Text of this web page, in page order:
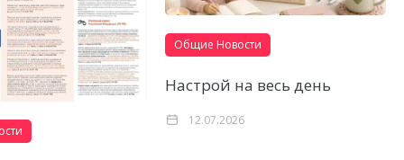
Общие Новости
Настрой на весь день
12.07.2026